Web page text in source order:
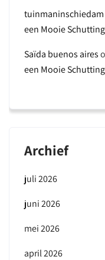
tuinmaninschiedam
een Mooie Schutting
Saïda buenos aires
een Mooie Schutting
Archief
juli 2026
juni 2026
mei 2026
april 2026